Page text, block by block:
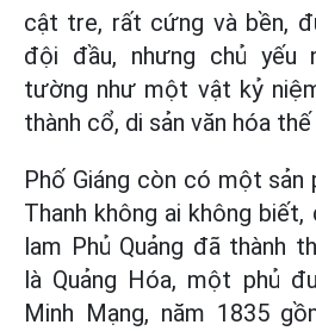
cật tre, rất cứng và bền,
đội đầu, nhưng chủ
tường như một vật kỷ
thành cổ, di sản văn hóa thế
Phố Giáng còn có một
Thanh không ai không
lam Phủ Quảng đã thành
là Quảng Hóa, một phủ
Minh Mạng, năm 1835